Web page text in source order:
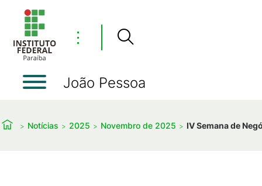
⋮
João Pessoa
Notícias 2025 Novembro de 2025 IV Semana de